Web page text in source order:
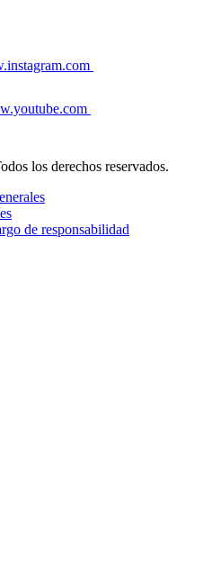
los derechos reservados.
de responsabilidad